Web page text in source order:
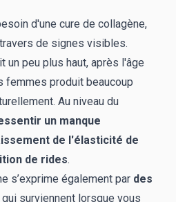
d'une cure de collagène,
de signes visibles.
un peu plus haut, après l'âge
femmes produit beaucoup
Au niveau du
un manque
de l'élasticité de
de rides.
s’exprime également par des
qui surviennent lorsque vous